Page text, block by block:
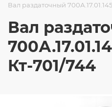
Вал раздаточный
Вал
Кт-701/744